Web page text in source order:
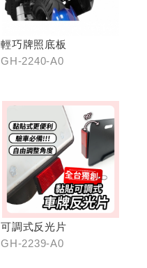
輕巧牌照底板
GH-2240-A0
可調式反光片
GH-2239-A0